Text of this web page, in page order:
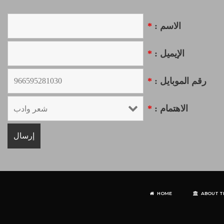
الاسم : *
الإيميل : *
رقم الموبايل : *
الاهتمام : *
HOME ABOUT